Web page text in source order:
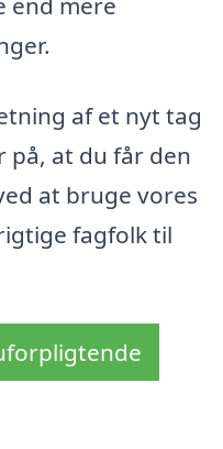
af et nyt tag
på, at du får den
at bruge vores
fagfolk til